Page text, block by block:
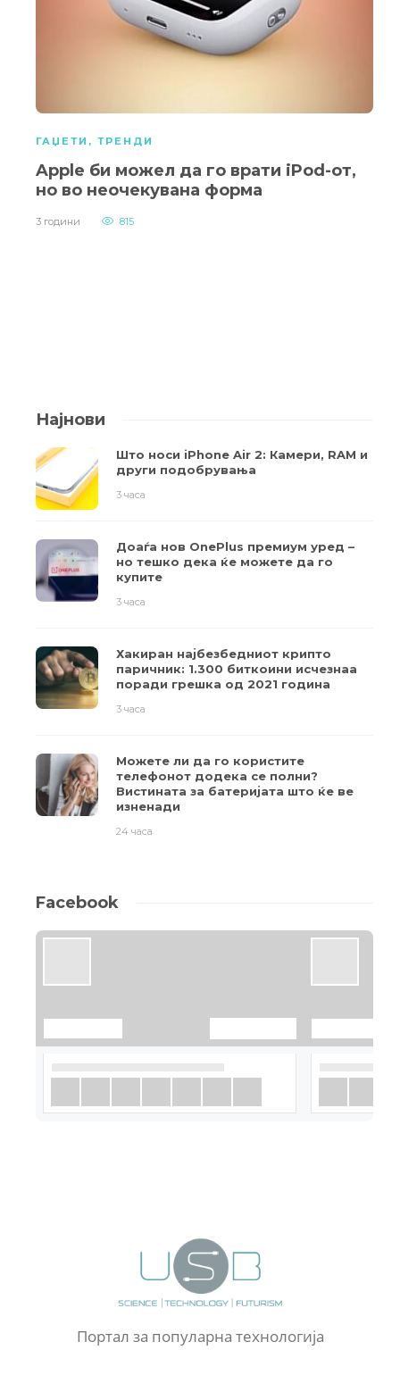
ГАЏЕТИ , ТРЕНДИ
Apple би можел да го врати iPod-от,
но во неочекувана форма
3 години 815
Најнови
Што носи iPhone Air 2: Камери, RAM и
други подобрувања
3 часа
Доаѓа нов OnePlus премиум уред –
но тешко дека ќе можете да го
купите
3 часа
Хакиран најбезбедниот крипто
паричник: 1.300 биткоини исчезнаа
поради грешка од 2021 година
3 часа
Можете ли да го користите
телефонот додека се полни?
Вистината за батеријата што ќе ве
изненади
24 часа
Facebook
Портал за популарна технологија